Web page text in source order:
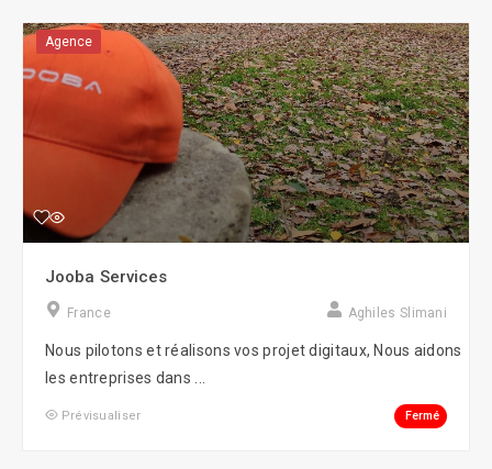
Agence
Jooba Services
France Aghiles Slimani
Nous pilotons et réalisons vos projet digitaux, Nous aidons
les entreprises dans ...
Prévisualiser Fermé